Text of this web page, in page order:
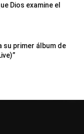
Dios examine el
su primer álbum de